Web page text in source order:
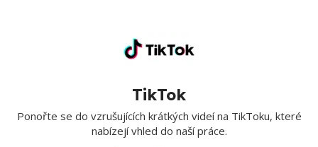
TikTok
Ponořte se do vzrušujících krátkých videí na TikToku, které
nabízejí vhled do naší práce.